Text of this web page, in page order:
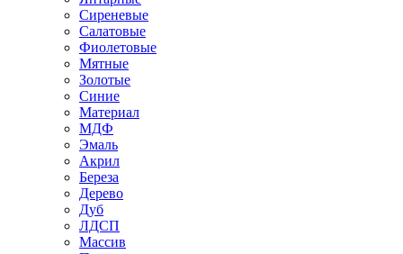
Сиреневые
Салатовые
Фиолетовые
Мятные
Золотые
Синие
Материал
МДФ
Эмаль
Акрил
Береза
Дерево
Дуб
ЛДСП
Массив